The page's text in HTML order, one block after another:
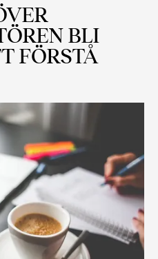
BLI
FÖRSTÅ